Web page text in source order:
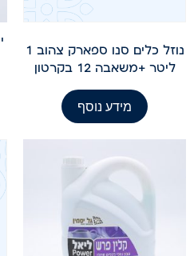
נוזל כלים סנו ספארק צהוב 1
ליטר +משאבה 12 בקרטון
מידע נוסף